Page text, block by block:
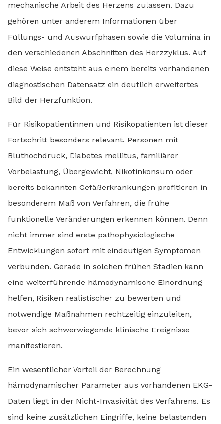
mechanische Arbeit des Herzens zulassen. Dazu
gehören unter anderem Informationen über
Füllungs- und Auswurfphasen sowie die Volumina in
den verschiedenen Abschnitten des Herzzyklus. Auf
diese Weise entsteht aus einem bereits vorhandenen
diagnostischen Datensatz ein deutlich erweitertes
Bild der Herzfunktion.
Für Risikopatientinnen und Risikopatienten ist dieser
Fortschritt besonders relevant. Personen mit
Bluthochdruck, Diabetes mellitus, familiärer
Vorbelastung, Übergewicht, Nikotinkonsum oder
bereits bekannten Gefäßerkrankungen profitieren in
besonderem Maß von Verfahren, die frühe
funktionelle Veränderungen erkennen können. Denn
nicht immer sind erste pathophysiologische
Entwicklungen sofort mit eindeutigen Symptomen
verbunden. Gerade in solchen frühen Stadien kann
eine weiterführende hämodynamische Einordnung
helfen, Risiken realistischer zu bewerten und
notwendige Maßnahmen rechtzeitig einzuleiten,
bevor sich schwerwiegende klinische Ereignisse
manifestieren.
Ein wesentlicher Vorteil der Berechnung
hämodynamischer Parameter aus vorhandenen EKG-
Daten liegt in der Nicht-Invasivität des Verfahrens. Es
sind keine zusätzlichen Eingriffe, keine belastenden